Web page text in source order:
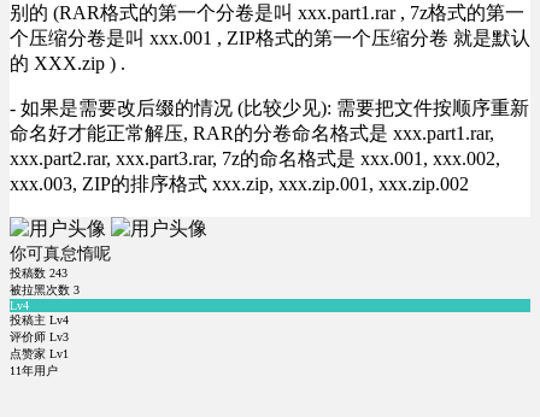
别的 (RAR格式的第一个分卷是叫 xxx.part1.rar , 7z格式的第一
个压缩分卷是叫 xxx.001 , ZIP格式的第一个压缩分卷 就是默认
的 XXX.zip ) .
- 如果是需要改后缀的情况 (比较少见): 需要把文件按顺序重新
命名好才能正常解压, RAR的分卷命名格式是 xxx.part1.rar,
xxx.part2.rar, xxx.part3.rar, 7z的命名格式是 xxx.001, xxx.002,
xxx.003, ZIP的排序格式 xxx.zip, xxx.zip.001, xxx.zip.002
你可真怠惰呢
投稿数 243
被拉黑次数 3
Lv4
投稿主 Lv4
评价师 Lv3
点赞家 Lv1
11年用户